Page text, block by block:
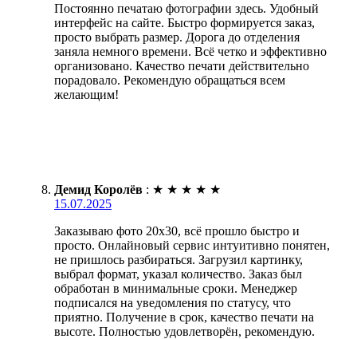
Постоянно печатаю фотографии здесь. Удобный
интерфейс на сайте. Быстро формируется заказ,
просто выбрать размер. Дорога до отделения
заняла немного времени. Всё четко и эффективно
организовано. Качество печати действительно
порадовало. Рекомендую обращаться всем
желающим!
Демид Королёв : ★ ★ ★ ★ ★
15.07.2025
Заказываю фото 20х30, всё прошло быстро и
просто. Онлайновый сервис интуитивно понятен,
не пришлось разбираться. Загрузил картинку,
выбрал формат, указал количество. Заказ был
обработан в минимальные сроки. Менеджер
подписался на уведомления по статусу, что
приятно. Получение в срок, качество печати на
высоте. Полностью удовлетворён, рекомендую.